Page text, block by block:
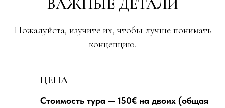
ВАЖНЫЕ ДЕТАЛИ
Пожалуйста, изучите их, чтобы лучше понимать
концепцию.
ЦЕНА
Стоимость тура — 150€ на двоих (общая